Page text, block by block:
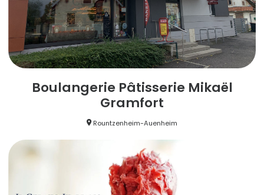
Boulangerie Pâtisserie Mikaël
Gramfort
Rountzenheim-Auenheim